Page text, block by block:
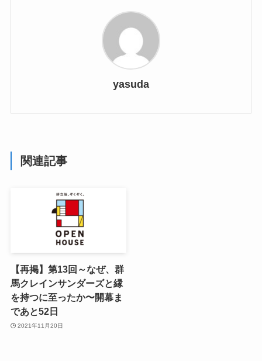
yasuda
関連記事
【再掲】第13回～なぜ、群
馬クレインサンダーズと縁
を持つに至ったか〜開幕ま
であと52日
2021年11月20日